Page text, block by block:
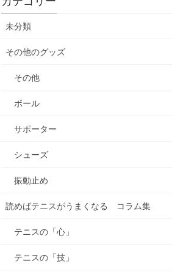
未分類
その他のグッズ
その他
ボール
サポーター
シューズ
振動止め
読めばテニスがうまくなる コラム集
テニスの「心」
テニスの「技」